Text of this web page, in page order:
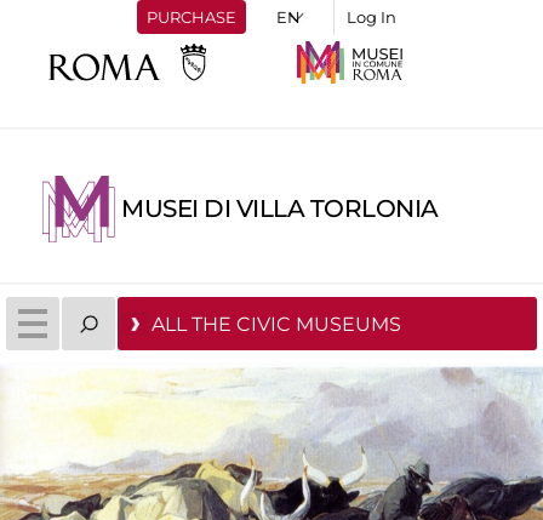
PURCHASE Log In
MUSEI DI VILLA TORLONIA
ALL THE CIVIC MUSEUMS